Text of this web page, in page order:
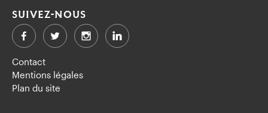
Contact
Mentions légales
Plan du site
SUIVEZ-NOUS
FacebookTwitter LinkedIn